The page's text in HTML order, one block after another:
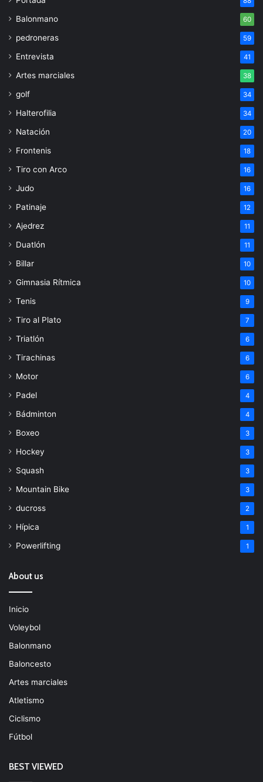
Balonmano 60
pedroneras 59
Entrevista 41
Artes marciales 38
golf 34
Halterofilia 34
Natación 20
Frontenis 18
Tiro con Arco 16
Judo 16
Patinaje 12
Ajedrez 11
Duatlón 11
Billar 10
Gimnasia Rítmica 10
Tenis 9
Tiro al Plato 7
Triatlón 6
Tirachinas 6
Motor 6
Padel 4
Bádminton 4
Boxeo 3
Hockey 3
Squash 3
Mountain Bike 3
ducross 2
Hípica 1
Powerlifting 1
About us
Inicio
Voleybol
Balonmano
Baloncesto
Artes marciales
Atletismo
Ciclismo
Fútbol
BEST VIEWED